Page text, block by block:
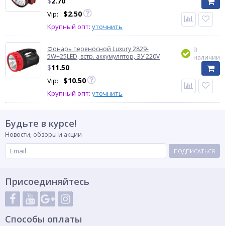
Vip: $2.50
Крупный опт: уточнить
Фонарь переносной Luxury 2829-
5W+25LED, встр. аккумулятор, ЗУ 220V
$11.50
Vip: $10.50
Крупный опт: уточнить
В
наличии
Будьте в курсе!
Новости, обзоры и акции
ПОДПИСАТЬСЯ
Присоединяйтесь
Способы оплаты